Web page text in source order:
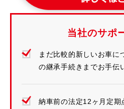
当社のサポ
まだ比較的新しいお車に
の継承手続きまでお手伝
納車前の法定12ヶ月定期